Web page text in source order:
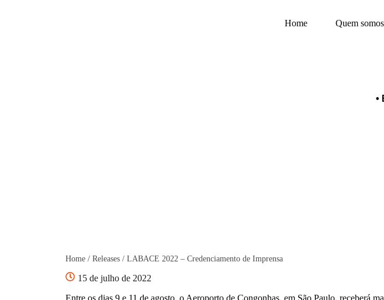
Home Quem somos
•
Home / Releases / LABACE 2022 – Credenciamento de Imprensa
15 de julho de 2022
Entre os dias 9 e 11 de agosto, o Aeroporto de Congonhas, em São Paulo, receberá